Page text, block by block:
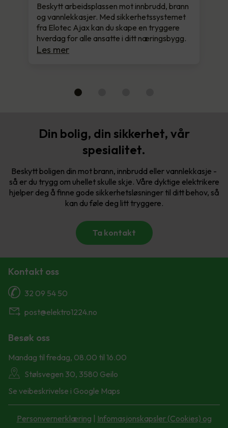
Beskytt arbeidsplassen mot innbrudd, brann
og vannlekkasjer. Med sikkerhetssystemet
fra Elotec Ajax kan du skape en tryggere
hverdag for alle ansatte i ditt næringsbygg.
Les mer
Din bolig, din sikkerhet, vår
spesialitet.
Beskytt boligen din mot brann, innbrudd eller vannlekkasje -
så er du trygg om uhellet skulle skje. Våre dyktige elektrikere
hjelper deg å finne gode sikkerhetsløsninger til ditt behov, så
kan du føle deg litt tryggere.
Ta kontakt
Kontakt oss
32 09 54 50
post@elektro1224.no
Besøk oss
Mandag til fredag, 08.00 til 16.00
Stølsvegen 30, 3580 Geilo
Se veibeskrivelse i Google Maps
Personvernerklæring | Infomasjonskapsler (Cookies) og